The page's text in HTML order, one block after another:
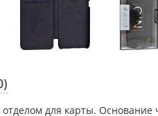
отделом для карты.